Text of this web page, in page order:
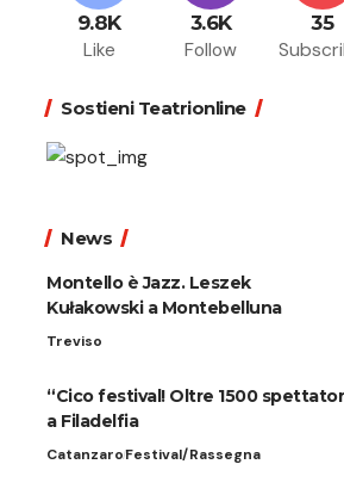
9.8K
Like
3.6K
Follow
35
Sostieni Teatrionline
News
Montello è Jazz. Leszek
Kułakowski a Montebelluna
Treviso
“Cico festival! Oltre 1500
a Filadelfia
CatanzaroFestival/Rassegna